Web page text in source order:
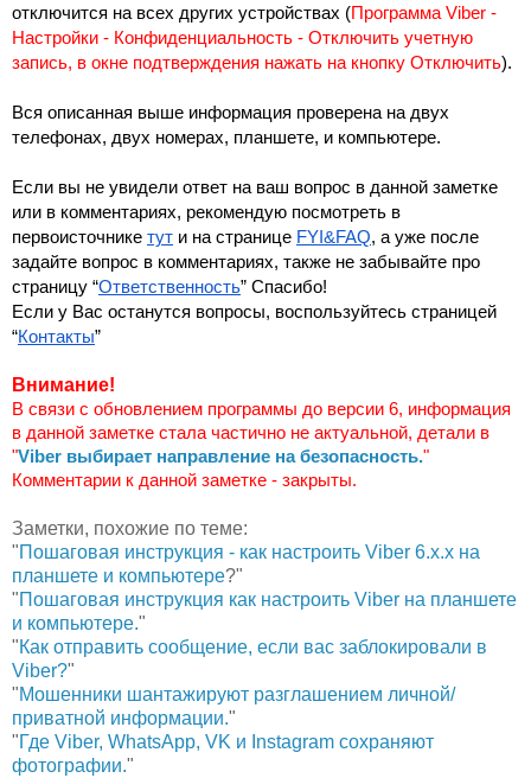
отключится на всех других устройствах (Программа Viber -
Настройки - Конфиденциальность - Отключить учетную
запись, в окне подтверждения нажать на кнопку Отключить).
Вся описанная выше информация проверена на двух
телефонах, двух номерах, планшете, и компьютере.
Если вы не увидели ответ на ваш вопрос в данной заметке
или в комментариях, рекомендую посмотреть в
первоисточнике тут и на странице FYI&FAQ, а уже после
задайте вопрос в комментариях, также не забывайте про
страницу “Ответственность” Спасибо!
Если у Вас останутся вопросы, воспользуйтесь страницей
“Контакты”
Внимание!
В связи с обновлением программы до версии 6, информация
в данной заметке стала частично не актуальной, детали в
"Viber выбирает направление на безопасность."
Комментарии к данной заметке - закрыты.
Заметки, похожие по теме:
"Пошаговая инструкция - как настроить Viber 6.х.х на
планшете и компьютере?"
"Пошаговая инструкция как настроить Viber на планшете
и компьютере."
"Как отправить сообщение, если вас заблокировали в
Viber?"
"Мошенники шантажируют разглашением личной/
приватной информации."
"Где Viber, WhatsApp, VK и Instagram сохраняют
фотографии."